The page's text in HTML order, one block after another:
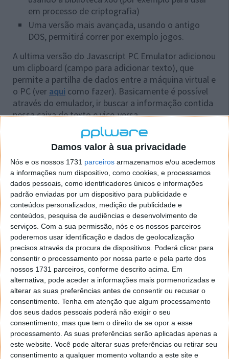
Damos valor à sua privacidade
Nós e os nossos 1731 parceiros armazenamos e/ou acedemos
a informações num dispositivo, como cookies, e processamos
dados pessoais, como identificadores únicos e informações
padrão enviadas por um dispositivo para publicidade e
conteúdos personalizados, medição de publicidade e
conteúdos, pesquisa de audiências e desenvolvimento de
serviços. Com a sua permissão, nós e os nossos parceiros
poderemos usar identificação e dados de geolocalização
precisos através da procura de dispositivos. Poderá clicar para
consentir o processamento por nossa parte e pela parte dos
nossos 1731 parceiros, conforme descrito acima. Em
alternativa, pode aceder a informações mais pormenorizadas e
alterar as suas preferências antes de consentir ou recusar o
consentimento. Tenha em atenção que algum processamento
dos seus dados pessoais poderá não exigir o seu
consentimento, mas que tem o direito de se opor a esse
processamento. As suas preferências serão aplicadas apenas a
este website. Você pode alterar suas preferências ou retirar seu
consentimento a qualquer momento voltando a este site e
em processo de criptografia)
Uma versão mais avançada, usando o antigo
DOS, permitirá correr por exemplo jogos.
A ultima versão do Javascript PC Emulator adicionou
um clipboard (campo para adicionar texto), que
permite a partilha de dados entre a máquina virtual e
o PC (ver aqui como fazer). Basicamente é possível
através do emulador, ir buscar a informação contida
nessa caixa de texto e vice-versa .
Em nome do pplware, damos os parabéns ao autor
por mais um excelente projecto. Ao que se “fala” na